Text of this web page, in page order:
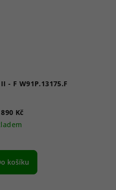
- F W91P.13175.F
Kč
košíku